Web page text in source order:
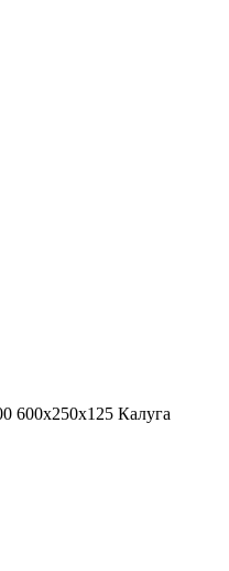
600х250х125 Калуга